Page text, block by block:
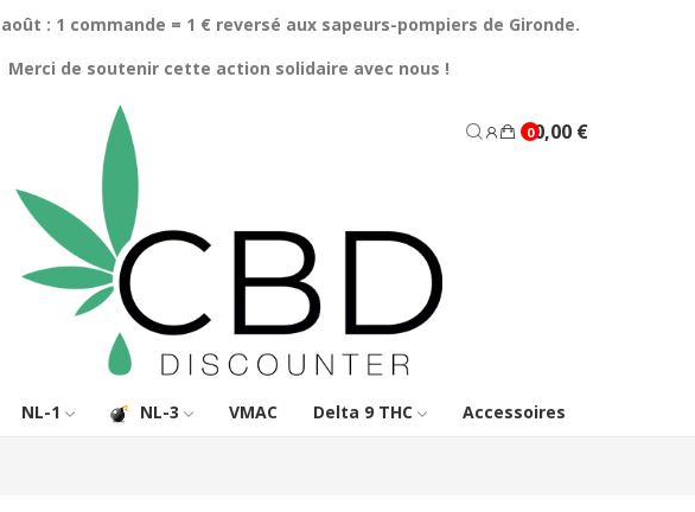
août : 1 commande = 1 € reversé aux sapeurs-pompiers de Gironde.
Merci de soutenir cette action solidaire avec nous !
0,00 €
0
NL-1 NL-3 VMAC Delta 9 THC Accessoires